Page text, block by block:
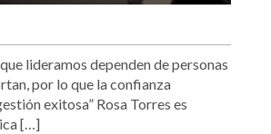
lideramos dependen de personas
por lo que la confianza
exitosa” Rosa Torres es
[…]